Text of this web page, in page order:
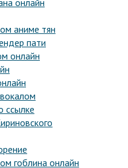
онлайн
аниме тян
пати
онлайн
ссылке
гоблина онлайн